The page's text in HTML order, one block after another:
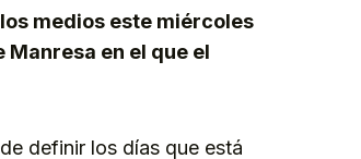
medios este miércoles
en el que el
definir los días que está